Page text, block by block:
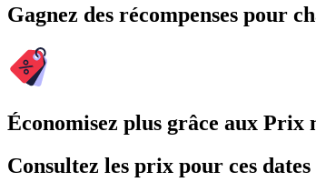
Gagnez des récompenses pour
Économisez plus grâce aux Prix
Consultez les prix pour ces dates